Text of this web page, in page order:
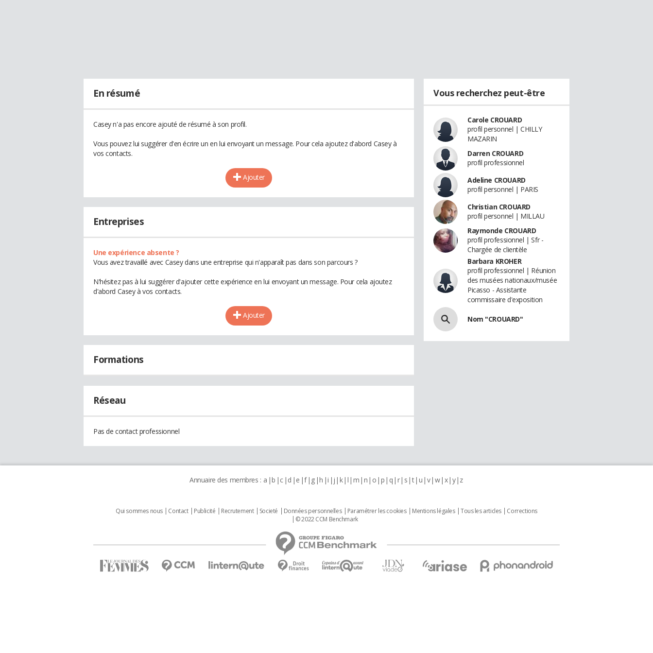
En résumé
Casey n'a pas encore ajouté de résumé à son profil.
Vous pouvez lui suggérer d'en écrire un en lui envoyant un message. Pour cela ajoutez d'abord Casey à
vos contacts.
Ajouter
Entreprises
Une expérience absente ?
Vous avez travaillé avec Casey dans une entreprise qui n'apparaît pas dans son parcours ?
N'hésitez pas à lui suggérer d'ajouter cette expérience en lui envoyant un message. Pour cela ajoutez
d'abord Casey à vos contacts.
Ajouter
Formations
Réseau
Pas de contact professionnel
Vous recherchez peut-être
Carole CROUARD
profil personnel | CHILLY
MAZARIN
Darren CROUARD
profil professionnel
Adeline CROUARD
profil personnel | PARIS
Christian CROUARD
profil personnel | MILLAU
Raymonde CROUARD
profil professionnel | Sfr -
Chargée de clientèle
Barbara KROHER
profil professionnel | Réunion
des musées nationaux/musée
Picasso - Assistante
commissaire d'exposition
Nom "CROUARD"
Annuaire des membres : a b c d e f g h i j k l m n o p q r s t u v w x y z
Qui sommes nous Contact Publicité Recrutement Societé Données personnelles Paramétrer les cookies Mentions légales Tous les articles
Corrections
© 2022 CCM Benchmark